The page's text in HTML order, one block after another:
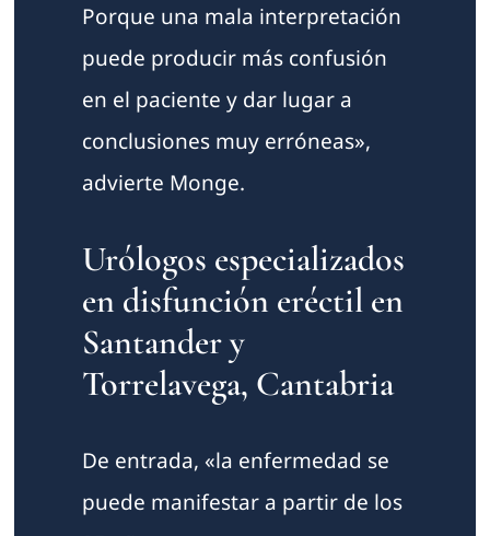
Porque una mala interpretación
puede producir más confusión
en el paciente y dar lugar a
conclusiones muy erróneas»,
advierte Monge.
Urólogos especializados
en disfunción eréctil en
Santander y
Torrelavega, Cantabria
De entrada, «la enfermedad se
puede manifestar a partir de los